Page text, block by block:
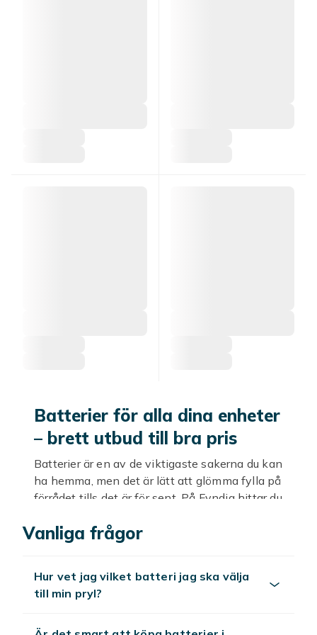
Batterier för alla dina enheter
– brett utbud till bra pris
Batterier är en av de viktigaste sakerna du kan
ha hemma, men det är lätt att glömma fylla på
förrådet tills det är för sent. På Fyndiq hittar du
av enheter och behov – till alltid bra priser och
leksaksfordon eller se till att brandvarnaren
fungerar, har vi rätt batteri för dig.
AA- och AAA-batterier – de
Vanliga frågor
Hur vet jag vilket batteri jag ska välja
till min pryl?